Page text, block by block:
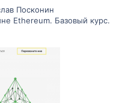
Посконин
Ethereum. Базовый курс.